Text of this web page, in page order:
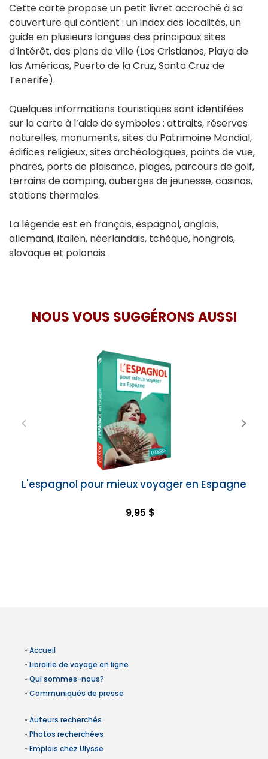
Cette carte propose un petit livret accroché à sa
couverture qui contient : un index des localités, un
guide en plusieurs langues des principaux sites
d’intérêt, des plans de ville (Los Cristianos, Playa de
las Américas, Puerto de la Cruz, Santa Cruz de
Tenerife).
Quelques informations touristiques sont identifées
sur la carte à l’aide de symboles : attraits, réserves
naturelles, monuments, sites du Patrimoine Mondial,
édifices religieux, sites archéologiques, points de vue,
phares, ports de plaisance, plages, parcours de golf,
terrains de camping, auberges de jeunesse, casinos,
stations thermales.
La légende est en français, espagnol, anglais,
allemand, italien, néerlandais, tchèque, hongrois,
slovaque et polonais.
NOUS VOUS SUGGÉRONS AUSSI
L'espagnol pour mieux voyager en Espagne
9,95 $
» Accueil
» Librairie de voyage en ligne
» Qui sommes-nous?
» Communiqués de presse
» Auteurs recherchés
» Photos recherchées
» Emplois chez Ulysse